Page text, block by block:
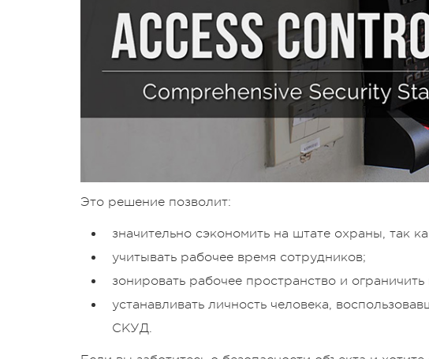
Это решение позволит:
значительно сэкономить на штате охраны, так
учитывать рабочее время сотрудников;
зонировать рабочее пространство и
устанавливать личность человека,
СКУД.